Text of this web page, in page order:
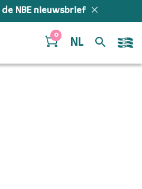
NBE nieuwsbrief
0
NL